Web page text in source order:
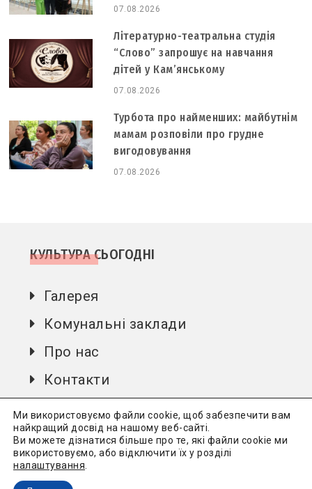
07.08.2026
Літературно-театральна студія
“Слово” запрошує на навчання
дітей у Кам’янському
07.08.2026
Турбота про найменших: майбутнім
мамам розповіли про грудне
вигодовування
07.08.2026
КУЛЬТУРА СЬОГОДНІ
Галерея
Комунальні заклади
Про нас
Контакти
Культура сьогодні Всі права захищені.
Ми використовуємо файли cookie, щоб забезпечити вам
найкращий досвід на нашому веб-сайті.
Ви можете дізнатися більше про те, які файли cookie ми
використовуємо, або відключити їх у розділі
налаштування